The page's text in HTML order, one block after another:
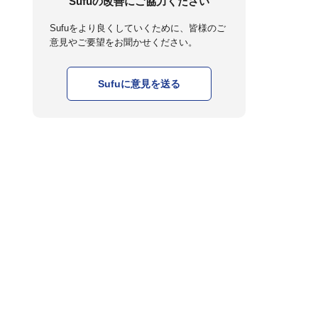
Sufuをより良くしていくために、皆様のご
意見やご要望をお聞かせください。
Sufuに意見を送る